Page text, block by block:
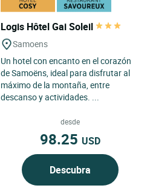
Logis Hôtel Gai Soleil
Samoens
Un hotel con encanto en el corazón
de Samoëns, ideal para disfrutar al
máximo de la montaña, entre
descanso y actividades. ...
desde
98.25 USD
Descubra